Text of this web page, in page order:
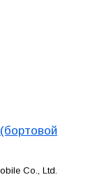
Co., Ltd.